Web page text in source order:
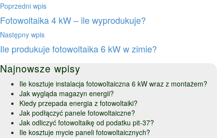
Poprzedni wpis
Fotowoltaika 4 kW – ile wyprodukuje?
Następny wpis
Ile produkuje fotowoltaika 6 kW w zimie?
Najnowsze wpisy
Ile kosztuje instalacja fotowoltaiczna 6 kW wraz z montażem?
Jak wygląda magazyn energii?
Kiedy przepada energia z fotowoltaiki?
Jak podłączyć panele fotowoltaiczne?
Jak odliczyć fotowoltaikę od podatku pit-37?
Ile kosztuje mycie paneli fotowoltaicznych?